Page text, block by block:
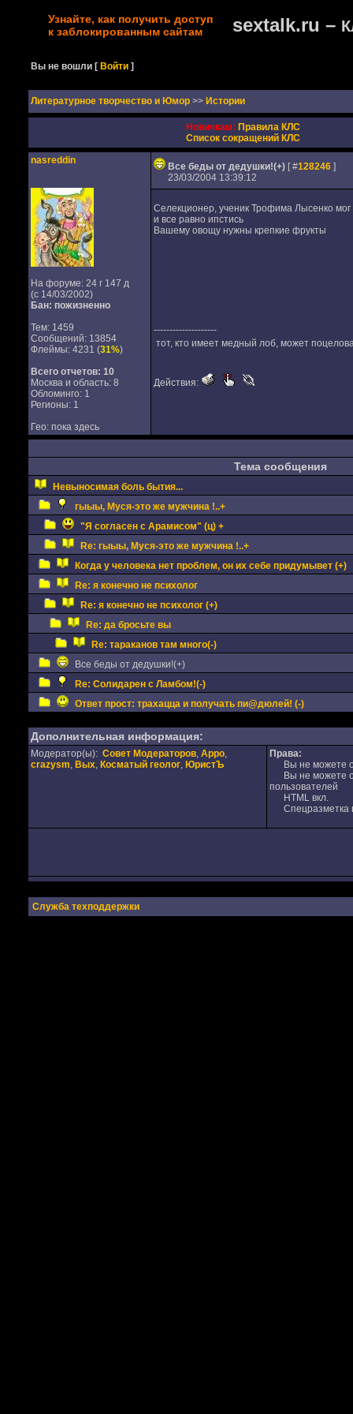
Узнайте, как получить доступ
к заблокированным сайтам
sextalk.ru –
Вы не вошли [Войти ]
Литературное творчество и Юмор >> Истории
Новичкам: Правила КЛС
Список сокращений КЛС
nasreddin
На форуме: 24 г 147 д
(с 14/03/2002)
Бан: пожизненно
Тем: 1459
Сообщений: 13854
Флеймы: 4231 (31%)
Всего отчетов: 10
Москва и область: 8
Обломинго: 1
Регионы: 1
Гео: пока здесь
Все беды от дедушки!(+) [ #128246]
23/03/2004 13:39:12
Селекционер, ученик Трофима Лысенко мог
и все равно ипстись
Вашему овощу нужны крепкие фрукты
--------------------
тот, кто имеет медный лоб, может
Действия:
Тема сообщения
Невыносимая боль бытия...
гыыы, Муся-это же мужчина !..+
"Я согласен с Арамисом" (ц) +
Re: гыыы, Муся-это же мужчина !..+
Когда у человека нет проблем, он их себе придумывет (+)
Re: я конечно не психолог
Re: я конечно не психолог (+)
Re: да бросьте вы
Re: тараканов там много(-)
Все беды от дедушки!(+)
Re: Солидарен с Ламбом!(-)
Ответ прост: трахацца и получать пи@дюлей! (-)
Дополнительная информация:
Модератор(ы): Совет Модераторов, Appo,
crazysm, Вых, Косматый геолог, ЮристЪ
Права:
Вы не можете
Вы не можете
пользователей
HTML вкл.
Спецразметка
Служба техподдержки